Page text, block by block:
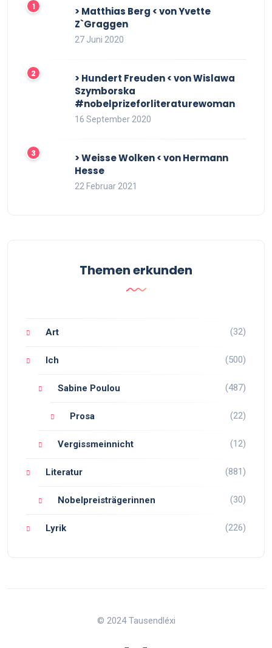
> Matthias Berg < von Yvette
Z`Graggen
27 Juni 2020
> Hundert Freuden < von Wislawa
Szymborska
#nobelprizeforliteraturewoman
16 September 2020
> Weisse Wolken < von Hermann
Hesse
22 Februar 2021
Themen erkunden
Art (32)
Ich (500)
Sabine Poulou (487)
Prosa (22)
Vergissmeinnicht (12)
Literatur (881)
Nobelpreisträgerinnen (30)
Lyrik (226)
© 2024 Tausendléxi